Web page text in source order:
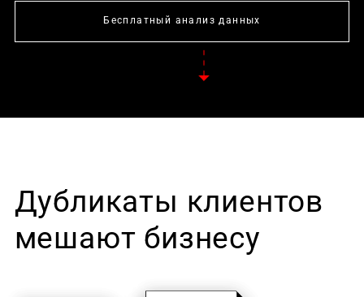
Бесплатный анализ данных
Дубликаты клиентов
мешают бизнесу